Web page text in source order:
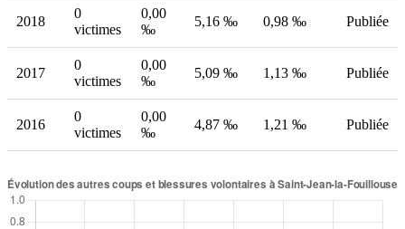
2018
0
victimes
0,00
‰
5,16 ‰ 0,98 ‰ Publiée
2017
0
victimes
0,00
‰
5,09 ‰ 1,13 ‰ Publiée
2016
0
victimes
0,00
‰
4,87 ‰ 1,21 ‰ Publiée